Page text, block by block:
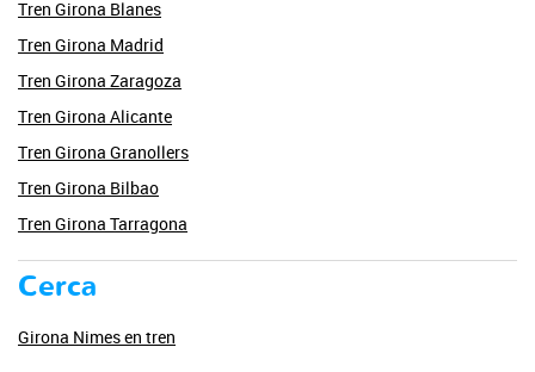
Tren Girona Blanes
Tren Girona Madrid
Tren Girona Zaragoza
Tren Girona Alicante
Tren Girona Granollers
Tren Girona Bilbao
Tren Girona Tarragona
Cerca
Girona Nimes en tren